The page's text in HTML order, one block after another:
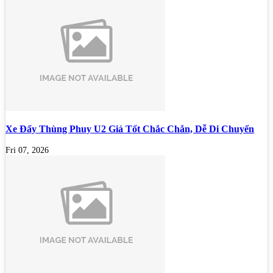
Xe Đẩy Thùng Phuy U2 Giá Tốt Chắc Chắn, Dễ Di Chuyển
Fri 07, 2026